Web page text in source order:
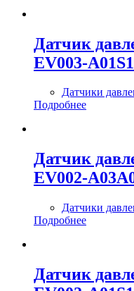
Датчик
EV003-
Датчики
Подробнее
Датчик
EV002-
Датчики
Подробнее
Датчик